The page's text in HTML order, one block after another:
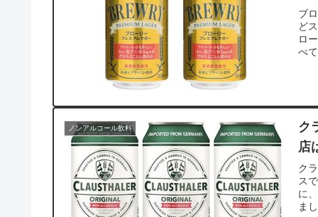
ブ
ど
ロ
べ
ノンアルコール飲料
ク
店
ク
ス
に
ま